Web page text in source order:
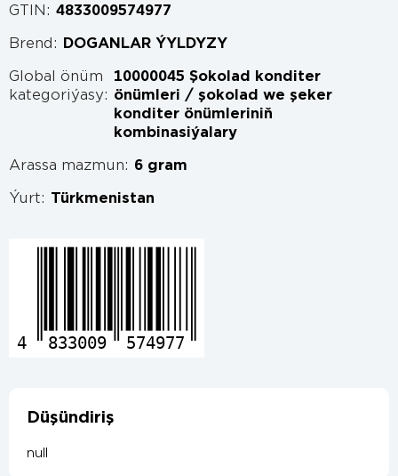
GTIN: 4833009574977
Brend: DOGANLAR ÝYLDYZY
Global önüm
kategoriýasy:
10000045 Şokolad konditer
önümleri / şokolad we şeker
konditer önümleriniň
kombinasiýalary
Arassa mazmun: 6 gram
Ýurt: Türkmenistan
4 833009 574977
Düşündiriş
null